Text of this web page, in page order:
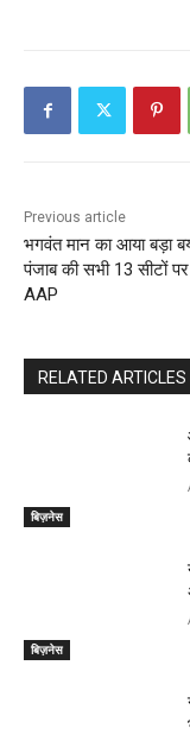
Previous article
भगवंत मान का आया बड़ा
पंजाब की सभी 13 सीटों
AAP
RELATED ARTICLES
बिज़नेस
बिज़नेस